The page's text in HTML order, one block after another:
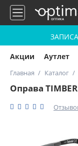
Акции Аутлет
Главная Каталог
Оправа